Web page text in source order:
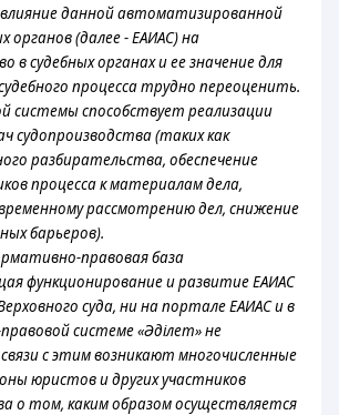
данной автоматизированной
органов (далее - ЕАИАС) на
в судебных органах и ее значение для
процесса трудно переоценить.
системы способствует реализации
судопроизводства (таких как
разбирательства, обеспечение
процесса к материалам дела,
рассмотрению дел, снижение
барьеров).
правовая база
функционирование и развитие ЕАИАС
суда, ни на портале ЕАИАС и в
системе «Әділет» не
с этим возникают многочисленные
юристов и других участников
о том, каким образом осуществляется